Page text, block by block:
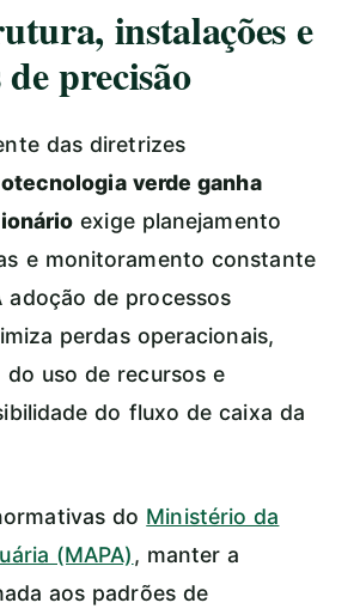
instalações e
precisão
das diretrizes
verde ganha
exige planejamento
e monitoramento constante
adoção de processos
perdas operacionais,
uso de recursos e
do fluxo de caixa da
do Ministério da
(MAPA), manter a
aos padrões de